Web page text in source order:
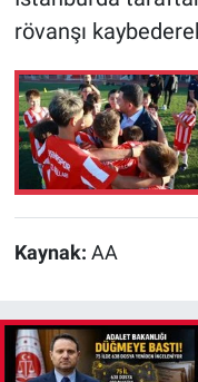
rövanşı
Kaynak: AA